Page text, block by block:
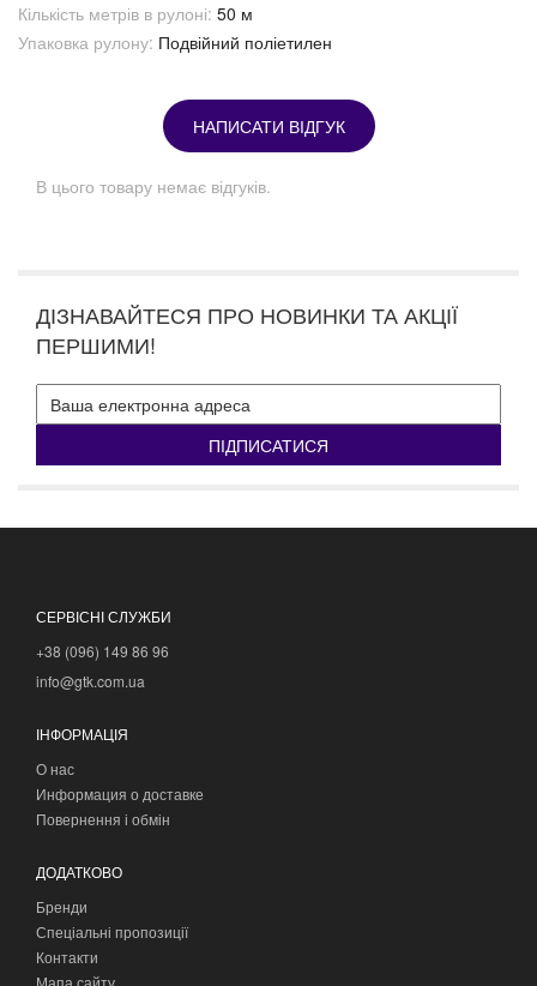
Кількість метрів в рулоні: 50 м
Упаковка рулону: Подвійний поліетилен
НАПИСАТИ ВІДГУК
В цього товару немає відгуків.
ДІЗНАВАЙТЕСЯ ПРО НОВИНКИ ТА АКЦІЇ
ПЕРШИМИ!
ПІДПИСАТИСЯ
СЕРВІСНІ СЛУЖБИ
+38 (096) 149 86 96
info@gtk.com.ua
ІНФОРМАЦІЯ
О нас
Информация о доставке
Повернення і обмін
ДОДАТКОВО
Бренди
Спеціальні пропозиції
Контакти